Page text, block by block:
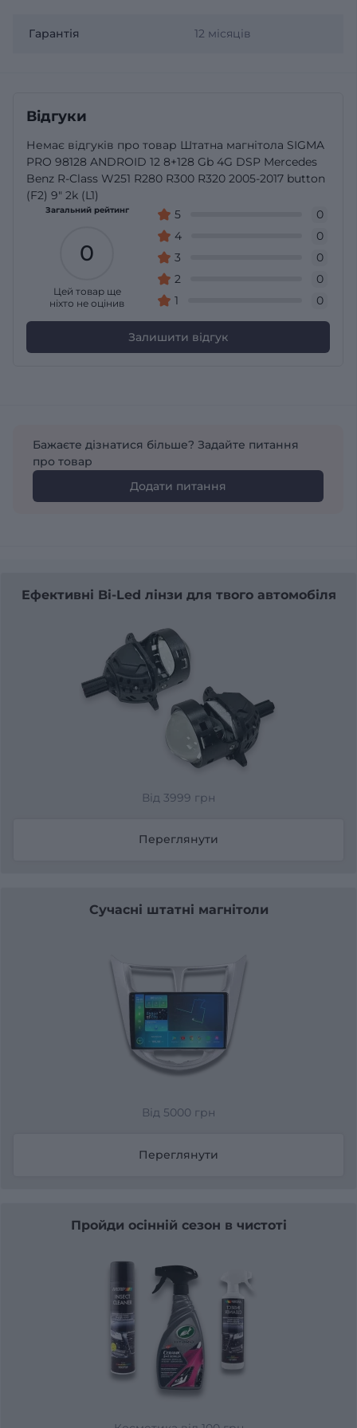
Гарантія 12 місяців
Відгуки
Немає відгуків про товар Штатна магнітола SIGMA
PRO 98128 ANDROID 12 8+128 Gb 4G DSP Mercedes
Benz R-Class W251 R280 R300 R320 2005-2017 button
(F2) 9" 2k (L1)
Загальний рейтинг
0
Цей товар ще
ніхто не оцінив
5
0
4
0
3
0
2
0
1
0
Залишити відгук
Бажаєте дізнатися більше? Задайте питання
про товар
Додати питання
Ефективні Bi-Led лінзи для твого автомобіля
Від 3999 грн
Переглянути
Сучасні штатні магнітоли
Від 5000 грн
Переглянути
Пройди осінній сезон в чистоті